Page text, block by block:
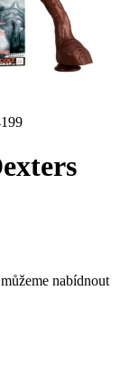
nabídnout